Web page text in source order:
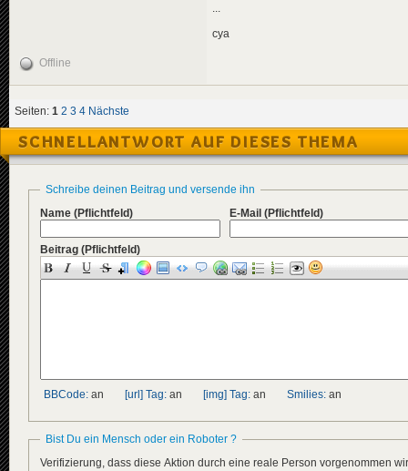
cya
Offline
Seiten: 1 2 3 4 Nächste
SCHNELLANTWORT AUF DIESES THEMA
Schreibe deinen Beitrag und versende ihn
Name (Pflichtfeld) E-Mail (Pflichtfeld)
Beitrag (Pflichtfeld)
BBCode: an [url] Tag: an [img] Tag: an Smilies: an
Bist Du ein Mensch oder ein Roboter ?
Verifizierung, dass diese Aktion durch eine reale Person vorgenommen